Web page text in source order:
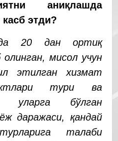
аниқлашда
этди?
20 дан ортиқ
мисол учун
этилган хизмат
тури ва
уларга бўлган
даражаси, қандай
талаби